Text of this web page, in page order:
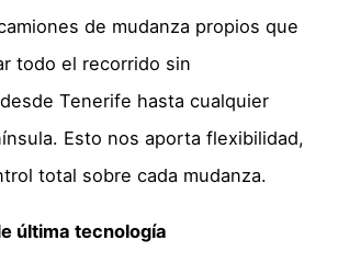
de mudanza propios que
todo el recorrido sin
Tenerife hasta cualquier
Esto nos aporta flexibilidad,
total sobre cada mudanza.
última tecnología